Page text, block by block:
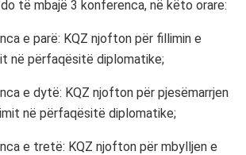
të mbajë 3 konferenca, në këto orare:
e parë: KQZ njofton për fillimin e
në përfaqësitë diplomatike;
e dytë: KQZ njofton për pjesëmarrjen
në përfaqësitë diplomatike;
e tretë: KQZ njofton për mbylljen e